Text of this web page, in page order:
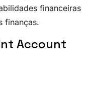
financeiras
finanças.
Account